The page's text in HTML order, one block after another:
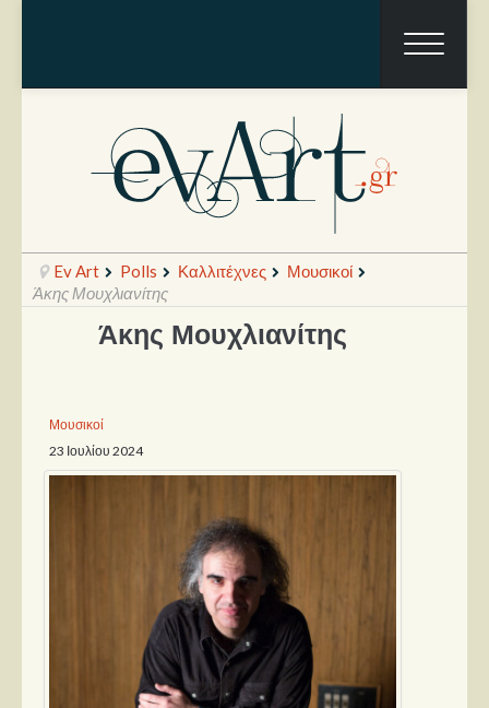
Ραπόρτο
Θέατρο
Συνεντεύξεις
Ταινίες
Βιβλία
Ev Art Polls Καλλιτέχνες
Μουσικοί
Άκης Μουχλιανίτης
Άκης Μουχλιανίτης
Μουσικοί
23 Ιουλίου 2024